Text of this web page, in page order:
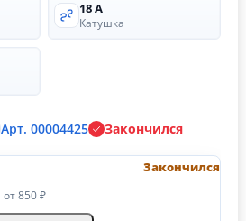
18 А
Катушка
Арт. 00004425 Закончился
Закончился
от 850 ₽